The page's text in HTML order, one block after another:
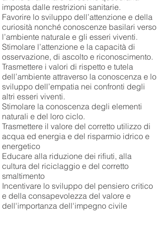
imposta dalle restrizioni sanitarie.
Favorire lo sviluppo dell’attenzione e della
curiosità nonché conoscenze basilari verso
l’ambiente naturale e gli esseri viventi.
Stimolare l’attenzione e la capacità di
osservazione, di ascolto e riconoscimento.
Trasmettere i valori di rispetto e tutela
dell’ambiente attraverso la conoscenza e lo
sviluppo dell’empatia nei confronti degli
altri esseri viventi.
Stimolare la conoscenza degli elementi
naturali e del loro ciclo.
Trasmettere il valore del corretto utilizzo di
acqua ed energia e del risparmio idrico e
energetico
Educare alla riduzione dei rifiuti, alla
cultura del riciclaggio e del corretto
smaltimento
Incentivare lo sviluppo del pensiero critico
e della consapevolezza del valore e
dell'importanza dell'impegno civile